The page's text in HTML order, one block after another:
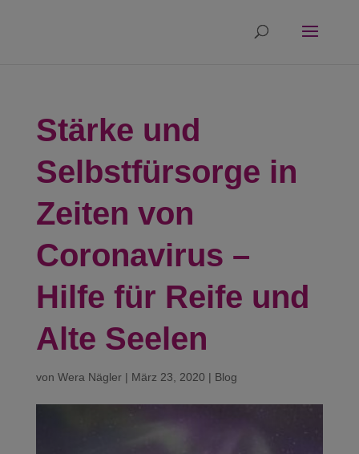
Stärke und
Selbstfürsorge in
Zeiten von
Coronavirus –
Hilfe für Reife und
Alte Seelen
von Wera Nägler| März 23, 2020 | Blog